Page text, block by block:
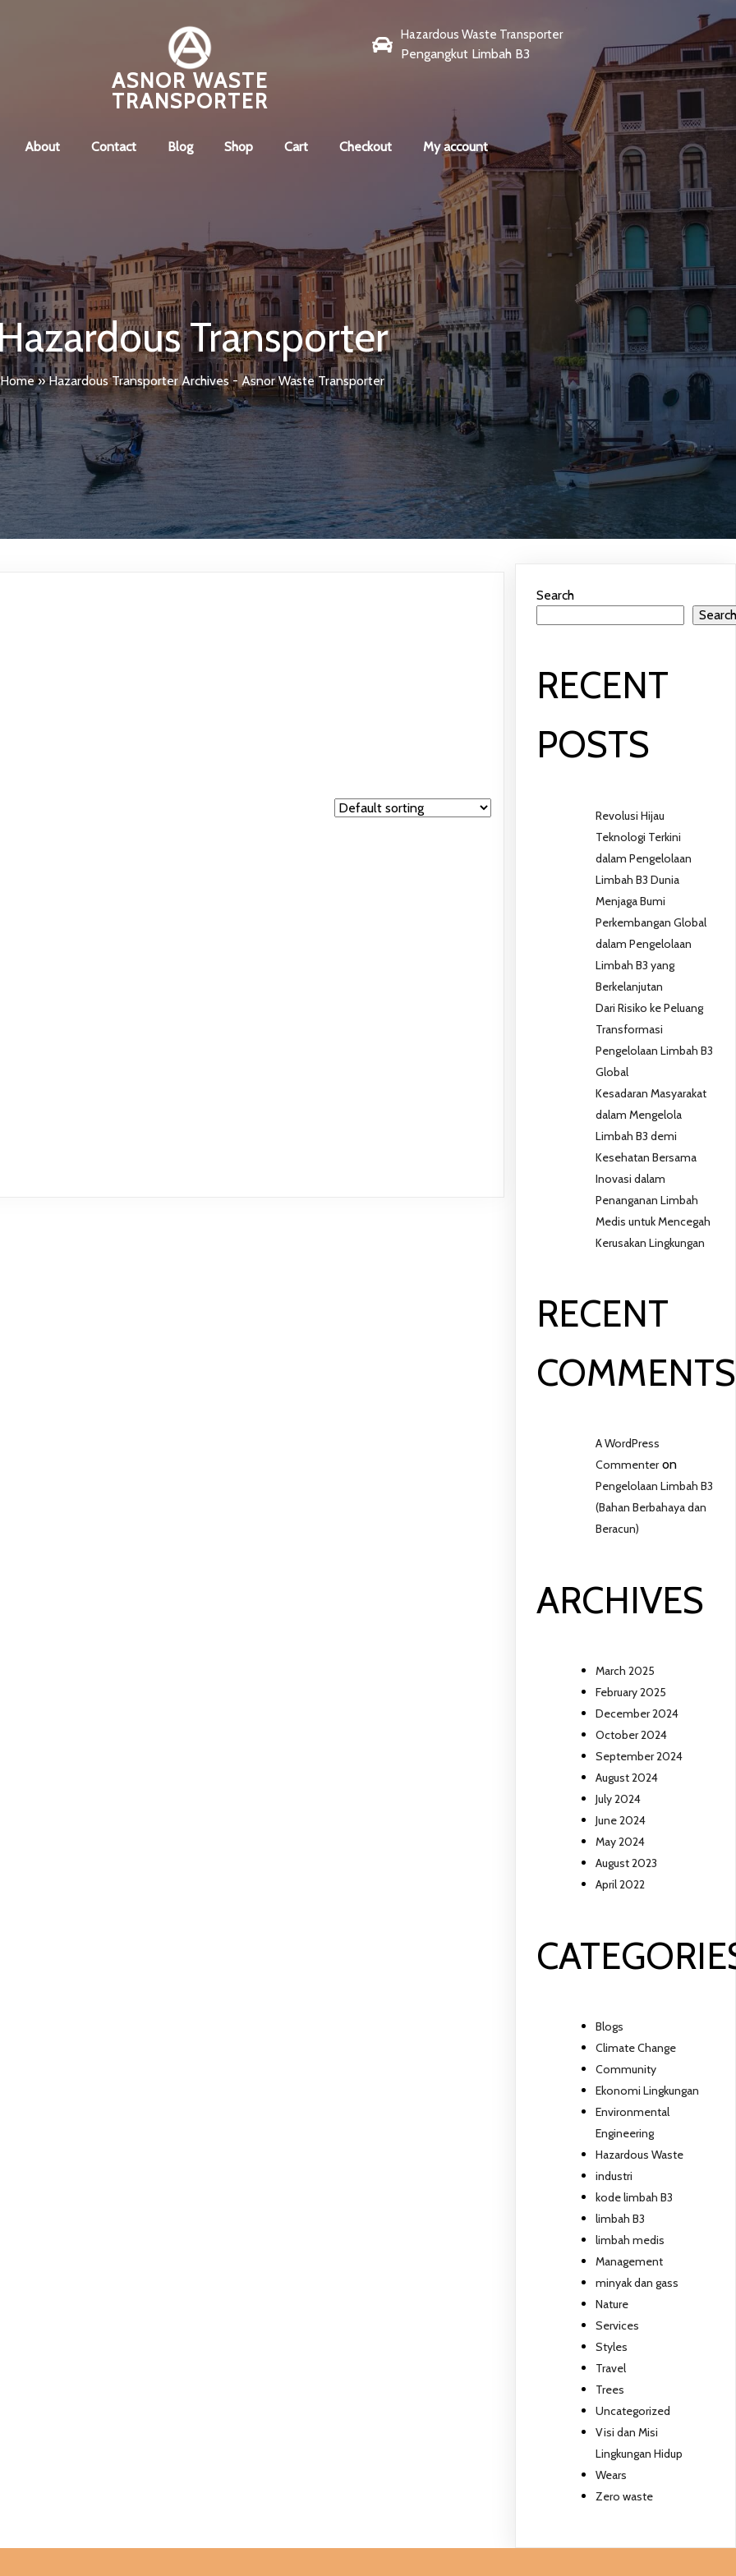
ASNOR WASTE
TRANSPORTER
Hazardous Waste Transporter
Pengangkut Limbah B3
About Contact Blog Shop Cart Checkout My account
Transporter
Home»Hazardous Transporter Archives - Asnor Waste Transporter
Search
RECENT
POSTS
Revolusi Hijau
Teknologi Terkini
dalam Pengelolaan
Limbah B3 Dunia
Menjaga Bumi
Perkembangan Global
dalam Pengelolaan
Limbah B3 yang
Berkelanjutan
Dari Risiko ke Peluang
Transformasi
Pengelolaan Limbah B3
Global
Kesadaran Masyarakat
dalam Mengelola
Limbah B3 demi
Kesehatan Bersama
Inovasi dalam
Penanganan Limbah
Medis untuk Mencegah
Kerusakan Lingkungan
RECENT
COMMENTS
A WordPress
Commenteron
Pengelolaan Limbah B3
(Bahan Berbahaya dan
Beracun)
ARCHIVES
March 2025
February 2025
December 2024
October 2024
September 2024
August 2024
July 2024
June 2024
May 2024
August 2023
April 2022
Blogs
Climate Change
Community
Ekonomi Lingkungan
Environmental
Engineering
Hazardous Waste
industri
kode limbah B3
limbah B3
limbah medis
Management
minyak dan gass
Nature
Services
Styles
Travel
Trees
Uncategorized
Visi dan Misi
Lingkungan Hidup
Wears
Zero waste